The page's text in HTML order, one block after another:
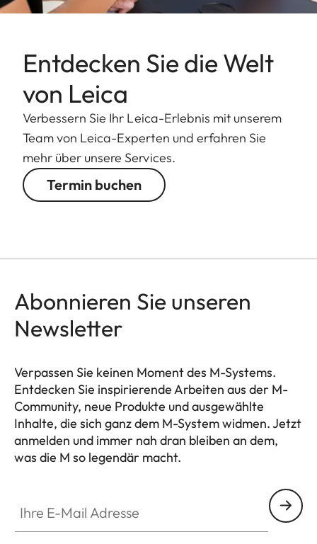
Entdecken Sie die Welt
von Leica
Verbessern Sie Ihr Leica-Erlebnis mit unserem
Team von Leica-Experten und erfahren Sie
mehr über unsere Services.
Termin buchen
Abonnieren Sie unseren
Newsletter
Verpassen Sie keinen Moment des M-Systems.
Entdecken Sie inspirierende Arbeiten aus der M-
Community, neue Produkte und ausgewählte
Inhalte, die sich ganz dem M-System widmen. Jetzt
anmelden und immer nah dran bleiben an dem,
was die M so legendär macht.